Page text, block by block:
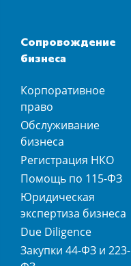
Сопровождение
бизнеса
Корпоративное
право
Обслуживание
бизнеса
Регистрация НКО
Помощь по 115-ФЗ
Юридическая
экспертиза бизнеса
Due Diligence
Закупки 44-ФЗ и 223-